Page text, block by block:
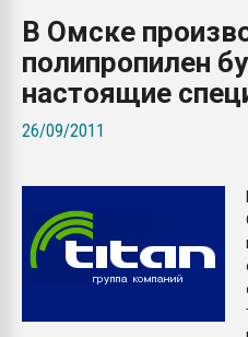
В Омске
полипропилен
настоящие
26/09/2011